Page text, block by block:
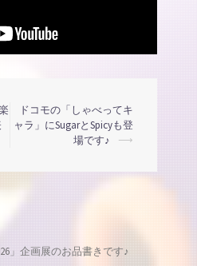
ドコモの「しゃべってキ
ャラ」にSugarとSpicyも登
場です♪
⟶
」企画展のお品書きです♪